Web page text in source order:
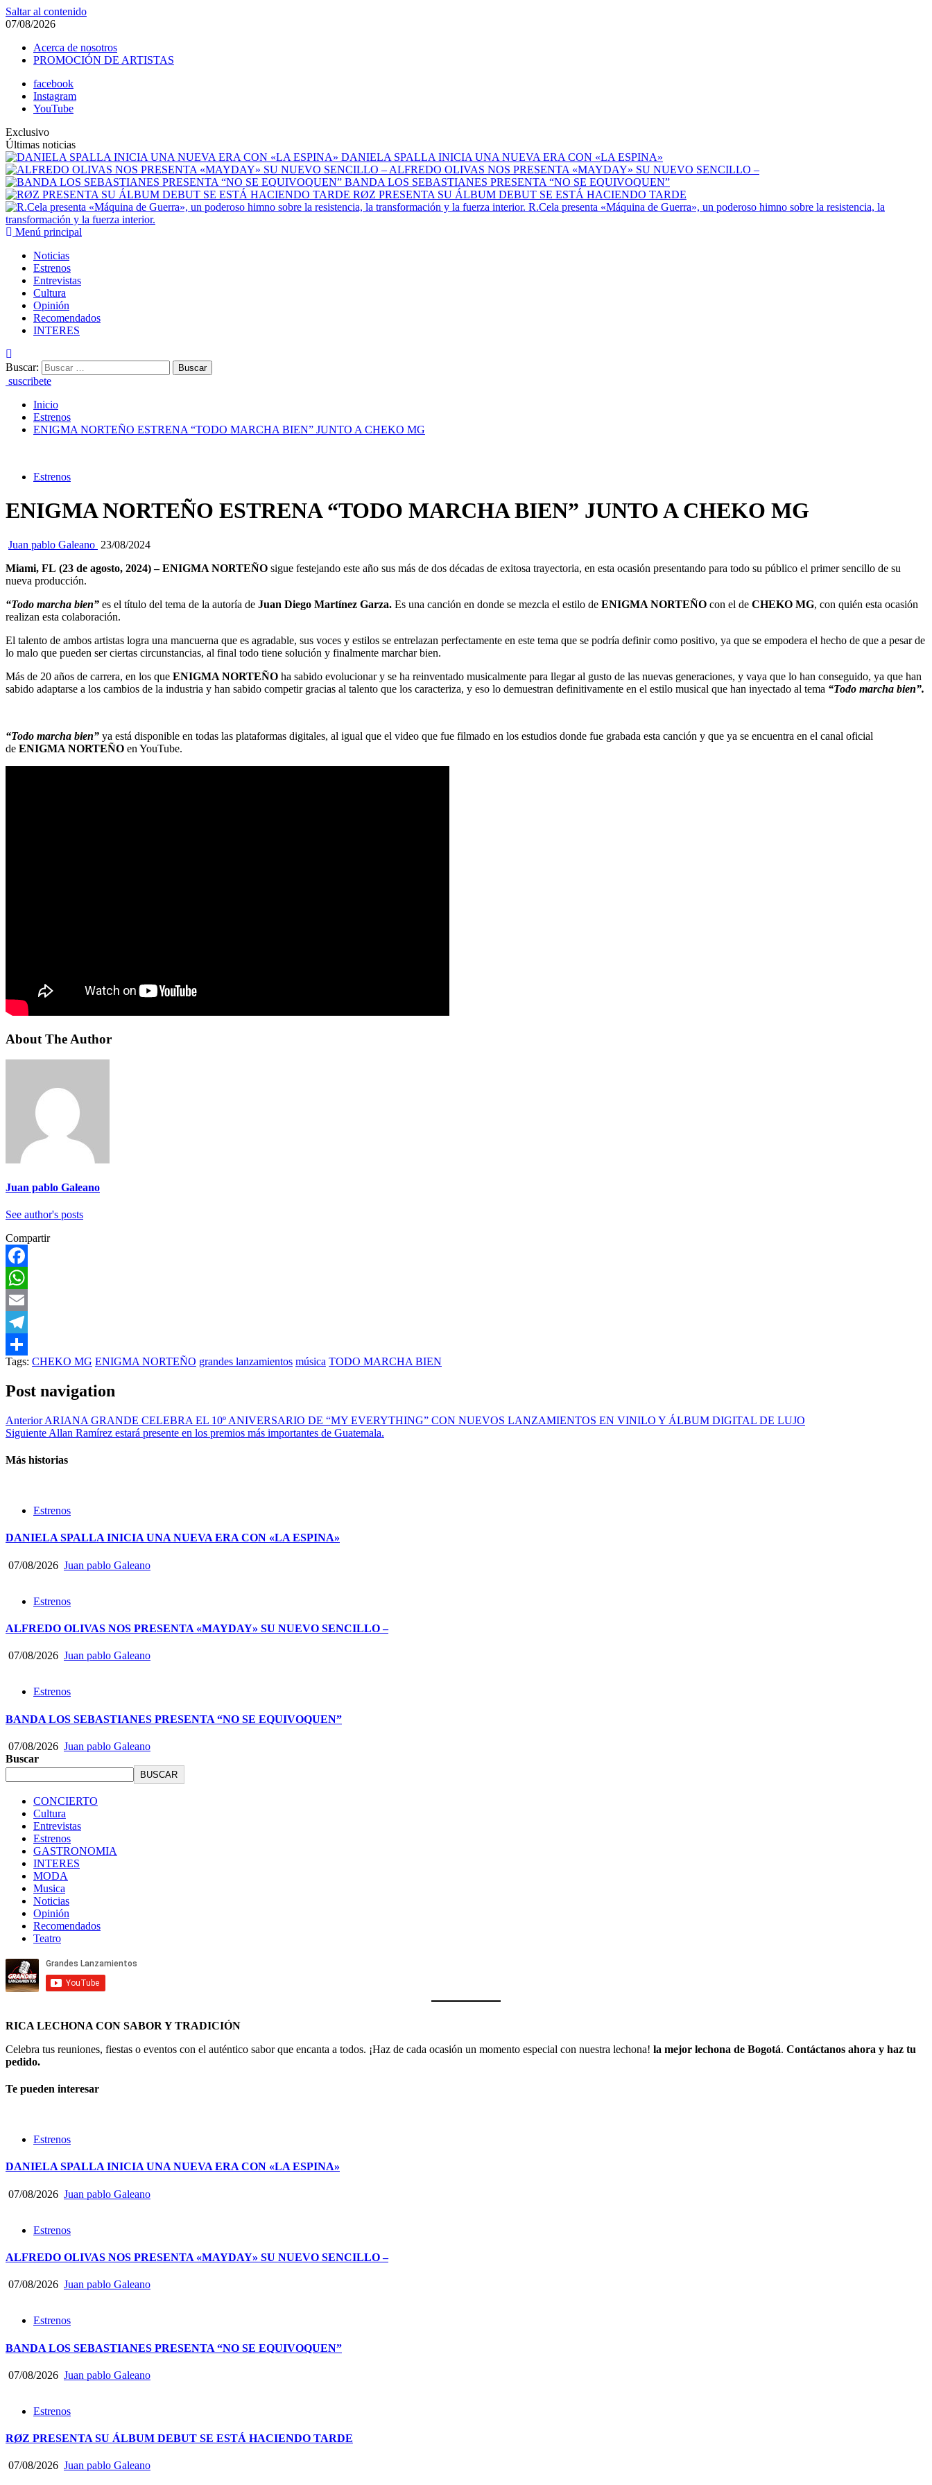
Saltar al contenido
07/08/2026
Acerca de nosotros
PROMOCIÓN DE ARTISTAS
facebook
Instagram
YouTube
Exclusivo
Últimas noticias
DANIELA SPALLA INICIA UNA NUEVA ERA CON «LA ESPINA»
ALFREDO OLIVAS NOS PRESENTA «MAYDAY» SU NUEVO SENCILLO –
BANDA LOS SEBASTIANES PRESENTA “NO SE EQUIVOQUEN”
RØZ PRESENTA SU ÁLBUM DEBUT SE ESTÁ HACIENDO TARDE
R.Cela presenta «Máquina de Guerra», un poderoso himno sobre la resistencia, la
transformación y la fuerza interior.
Menú principal
Noticias
Estrenos
Entrevistas
Cultura
Opinión
Recomendados
INTERES
Buscar:
suscribete
Inicio
Estrenos
ENIGMA NORTEÑO ESTRENA “TODO MARCHA BIEN” JUNTO A CHEKO MG
Estrenos
ENIGMA NORTEÑO ESTRENA “TODO MARCHA BIEN” JUNTO A CHEKO MG
Juan pablo Galeano 23/08/2024
Miami, FL (23 de agosto, 2024) – ENIGMA NORTEÑO sigue festejando este año sus más de dos décadas de exitosa trayectoria, en esta ocasión presentando para todo su público el primer sencillo de su
nueva producción.
“Todo marcha bien” es el título del tema de la autoría de Juan Diego Martínez Garza. Es una canción en donde se mezcla el estilo de ENIGMA NORTEÑO con el de CHEKO MG, con quién esta ocasión
realizan esta colaboración.
El talento de ambos artistas logra una mancuerna que es agradable, sus voces y estilos se entrelazan perfectamente en este tema que se podría definir como positivo, ya que se empodera el hecho de que a pesar de
lo malo que pueden ser ciertas circunstancias, al final todo tiene solución y finalmente marchar bien.
Más de 20 años de carrera, en los que ENIGMA NORTEÑO ha sabido evolucionar y se ha reinventado musicalmente para llegar al gusto de las nuevas generaciones, y vaya que lo han conseguido, ya que han
sabido adaptarse a los cambios de la industria y han sabido competir gracias al talento que los caracteriza, y eso lo demuestran definitivamente en el estilo musical que han inyectado al tema “Todo marcha bien”.
“Todo marcha bien” ya está disponible en todas las plataformas digitales, al igual que el video que fue filmado en los estudios donde fue grabada esta canción y que ya se encuentra en el canal oficial
de ENIGMA NORTEÑO en YouTube.
About The Author
Juan pablo Galeano
See author's posts
Compartir
Facebook
WhatsApp
Email
Telegram
Compartir
Tags: CHEKO MG ENIGMA NORTEÑO grandes lanzamientos música TODO MARCHA BIEN
Post navigation
AnteriorARIANA GRANDE CELEBRA EL 10º ANIVERSARIO DE “MY EVERYTHING” CON NUEVOS LANZAMIENTOS EN VINILO Y ÁLBUM DIGITAL DE LUJO
Siguiente Allan Ramírez estará presente en los premios más importantes de Guatemala.
Más historias
Estrenos
DANIELA SPALLA INICIA UNA NUEVA ERA CON «LA ESPINA»
07/08/2026 Juan pablo Galeano
Estrenos
ALFREDO OLIVAS NOS PRESENTA «MAYDAY» SU NUEVO SENCILLO –
07/08/2026 Juan pablo Galeano
Estrenos
BANDA LOS SEBASTIANES PRESENTA “NO SE EQUIVOQUEN”
07/08/2026 Juan pablo Galeano
Buscar
BUSCAR
CONCIERTO
Cultura
Entrevistas
Estrenos
GASTRONOMIA
INTERES
MODA
Musica
Noticias
Opinión
Recomendados
Teatro
RICA LECHONA CON SABOR Y TRADICIÓN
Celebra tus reuniones, fiestas o eventos con el auténtico sabor que encanta a todos. ¡Haz de cada ocasión un momento especial con nuestra lechona! la mejor lechona de Bogotá. Contáctanos ahora y haz tu
pedido.
Te pueden interesar
Estrenos
DANIELA SPALLA INICIA UNA NUEVA ERA CON «LA ESPINA»
07/08/2026 Juan pablo Galeano
Estrenos
ALFREDO OLIVAS NOS PRESENTA «MAYDAY» SU NUEVO SENCILLO –
07/08/2026 Juan pablo Galeano
Estrenos
BANDA LOS SEBASTIANES PRESENTA “NO SE EQUIVOQUEN”
07/08/2026 Juan pablo Galeano
Estrenos
RØZ PRESENTA SU ÁLBUM DEBUT SE ESTÁ HACIENDO TARDE
07/08/2026 Juan pablo Galeano